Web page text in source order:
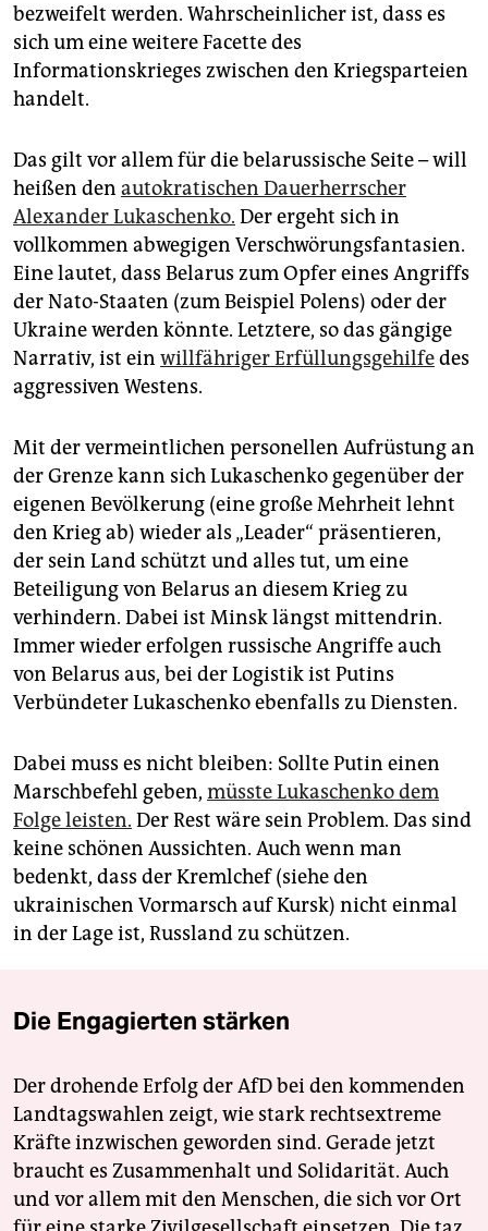
bezweifelt werden. Wahrscheinlicher ist, dass es
sich um eine weitere Facette des
Informationskrieges zwischen den Kriegsparteien
handelt.
Das gilt vor allem für die belarussische Seite – will
heißen den autokratischen Dauerherrscher
Alexander Lukaschenko. Der ergeht sich in
vollkommen abwegigen Verschwörungsfantasien.
Eine lautet, dass Belarus zum Opfer eines Angriffs
der Nato-Staaten (zum Beispiel Polens) oder der
Ukraine werden könnte. Letztere, so das gängige
Narrativ, ist ein willfähriger Erfüllungsgehilfedes
aggressiven Westens.
Mit der vermeintlichen personellen Aufrüstung an
der Grenze kann sich Lukaschenko gegenüber der
eigenen Bevölkerung (eine große Mehrheit lehnt
den Krieg ab) wieder als „Leader“ präsentieren,
der sein Land schützt und alles tut, um eine
Beteiligung von Belarus an diesem Krieg zu
verhindern. Dabei ist Minsk längst mittendrin.
Immer wieder erfolgen russische Angriffe auch
von Belarus aus, bei der Logistik ist Putins
Verbündeter Lukaschenko ebenfalls zu Diensten.
Dabei muss es nicht bleiben: Sollte Putin einen
Marschbefehl geben, müsste Lukaschenko dem
Folge leisten. Der Rest wäre sein Problem. Das sind
keine schönen Aussichten. Auch wenn man
bedenkt, dass der Kremlchef (siehe den
ukrainischen Vormarsch auf Kursk) nicht einmal
in der Lage ist, Russland zu schützen.
Die Engagierten stärken
Der drohende Erfolg der AfD bei den kommenden
Landtagswahlen zeigt, wie stark rechtsextreme
Kräfte inzwischen geworden sind. Gerade jetzt
braucht es Zusammenhalt und Solidarität. Auch
und vor allem mit den Menschen, die sich vor Ort